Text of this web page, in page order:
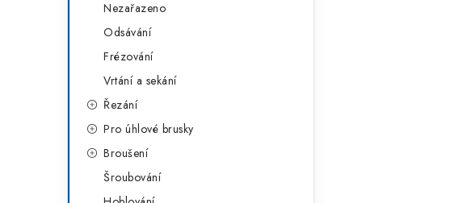
Nezařazeno
Odsávání
Frézování
Vrtání a sekání
Řezání
Pro úhlové brusky
Broušení
Šroubování